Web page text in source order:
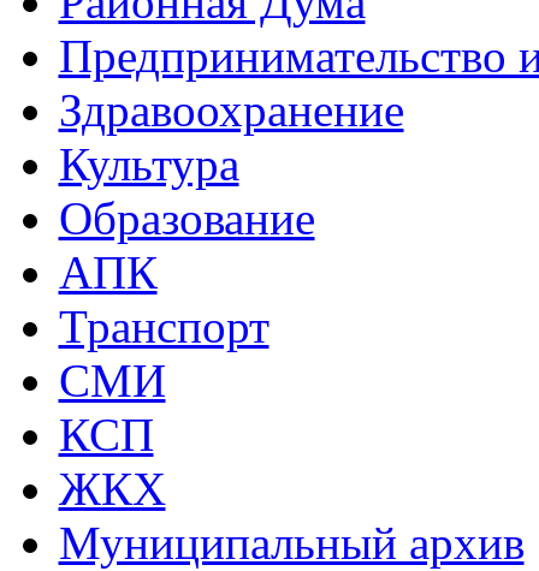
Предпринимательство
Здравоохранение
Культура
Образование
АПК
Транспорт
СМИ
КСП
ЖКХ
Муниципальный архив